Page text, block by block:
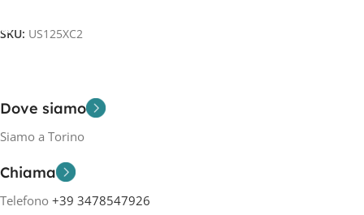
SKU: US125XC2
Dove siamo
Siamo a Torino
Chiama
Telefono +39 3478547926